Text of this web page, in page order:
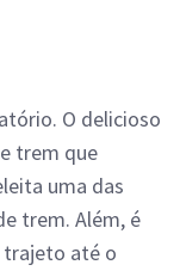
O delicioso
trem que
uma das
trem. Além, é
até o